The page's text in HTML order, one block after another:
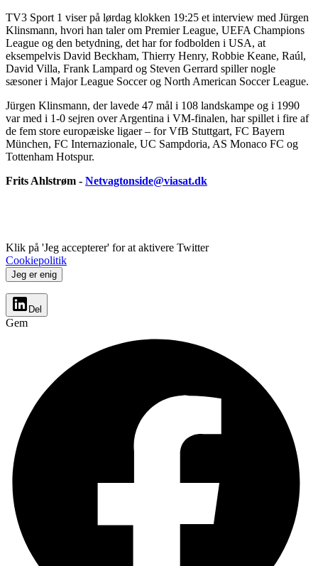
TV3 Sport 1 viser på lørdag klokken 19:25 et interview med Jürgen
Klinsmann, hvori han taler om Premier League, UEFA Champions
League og den betydning, det har for fodbolden i USA, at
eksempelvis David Beckham, Thierry Henry, Robbie Keane, Raúl,
David Villa, Frank Lampard og Steven Gerrard spiller nogle
sæsoner i Major League Soccer og North American Soccer League.
Jürgen Klinsmann, der lavede 47 mål i 108 landskampe og i 1990
var med i 1-0 sejren over Argentina i VM-finalen, har spillet i fire af
de fem store europæiske ligaer – for VfB Stuttgart, FC Bayern
München, FC Internazionale, UC Sampdoria, AS Monaco FC og
Tottenham Hotspur.
Frits Ahlstrøm - Netvagtonside@viasat.dk
Klik på 'Jeg accepterer' for at aktivere Twitter
Cookiepolitik
Jeg er enig
Del
Gem